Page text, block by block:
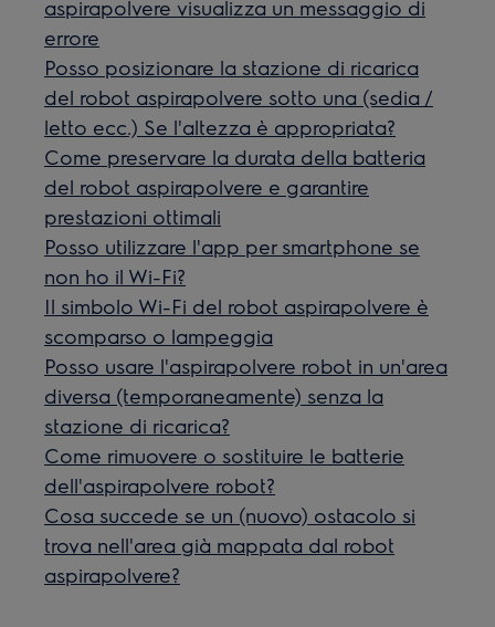
aspirapolvere visualizza un messaggio di
errore
Posso posizionare la stazione di ricarica
del robot aspirapolvere sotto una (sedia /
letto ecc.) Se l'altezza è appropriata?
Come preservare la durata della batteria
del robot aspirapolvere e garantire
prestazioni ottimali
Posso utilizzare l'app per smartphone se
non ho il Wi-Fi?
Il simbolo Wi-Fi del robot aspirapolvere è
scomparso o lampeggia
Posso usare l'aspirapolvere robot in un'area
diversa (temporaneamente) senza la
stazione di ricarica?
Come rimuovere o sostituire le batterie
dell'aspirapolvere robot?
Cosa succede se un (nuovo) ostacolo si
trova nell'area già mappata dal robot
aspirapolvere?